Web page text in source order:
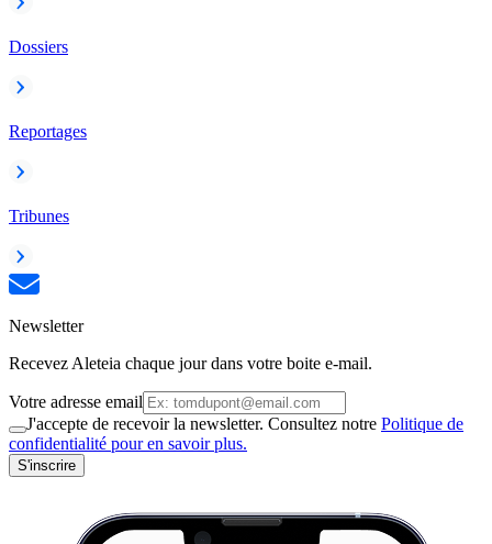
Dossiers
Reportages
Tribunes
Newsletter
Recevez Aleteia chaque jour dans votre boite e-mail.
Votre adresse email
J'accepte de recevoir la newsletter. Consultez notre Politique de
confidentialité pour en savoir plus.
S'inscrire